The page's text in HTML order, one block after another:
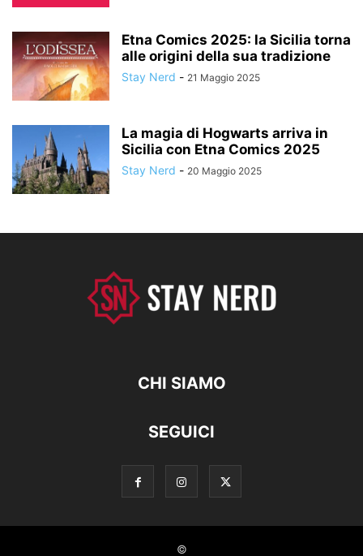
Etna Comics 2025: la Sicilia torna
alle origini della sua tradizione
Stay Nerd - 21 Maggio 2025
La magia di Hogwarts arriva in
Sicilia con Etna Comics 2025
Stay Nerd - 20 Maggio 2025
CHI SIAMO
SEGUICI
©